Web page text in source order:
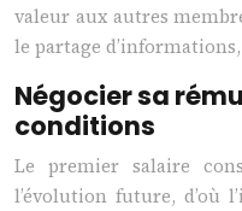
valeur aux autres
le partage
Négocier sa
conditions
Le premier salaire
l’évolution future, d’où